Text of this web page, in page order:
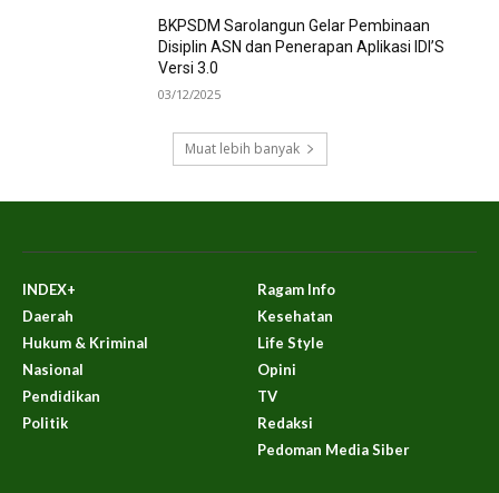
BKPSDM Sarolangun Gelar Pembinaan
Disiplin ASN dan Penerapan Aplikasi IDI’S
Versi 3.0
03/12/2025
Muat lebih banyak
INDEX+
Daerah
Hukum & Kriminal
Nasional
Pendidikan
Politik
Ragam Info
Kesehatan
Life Style
Opini
TV
Redaksi
Pedoman Media Siber